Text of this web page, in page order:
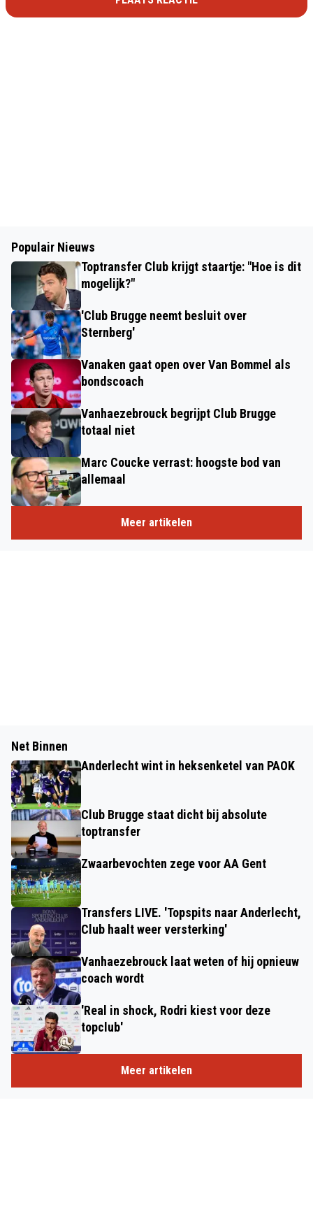
Populair Nieuws
Toptransfer Club krijgt staartje: "Hoe is dit
mogelijk?"
'Club Brugge neemt besluit over
Sternberg'
Vanaken gaat open over Van Bommel als
bondscoach
Vanhaezebrouck begrijpt Club Brugge
totaal niet
Marc Coucke verrast: hoogste bod van
allemaal
Meer artikelen
Net Binnen
Anderlecht wint in heksenketel van PAOK
Club Brugge staat dicht bij absolute
toptransfer
Zwaarbevochten zege voor AA Gent
Transfers LIVE. 'Topspits naar Anderlecht,
Club haalt weer versterking'
Vanhaezebrouck laat weten of hij opnieuw
coach wordt
'Real in shock, Rodri kiest voor deze
topclub'
Meer artikelen